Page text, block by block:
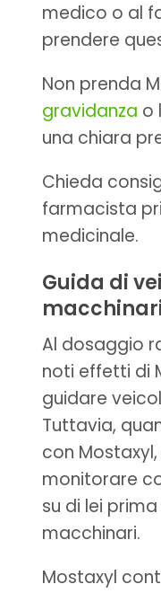
medico o al
prendere
Non prenda
gravidanza o
una chiara
Chieda
farmacista
medicinale.
Guida di
Al dosaggio
noti effetti di
guidare
Tuttavia,
con
monitorare
su di lei
macchinari.
Mostaxyl